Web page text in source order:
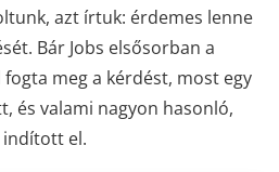
azt írtuk: érdemes lenne
Bár Jobs elsősorban a
meg a kérdést, most egy
és valami nagyon hasonló,
indított el.